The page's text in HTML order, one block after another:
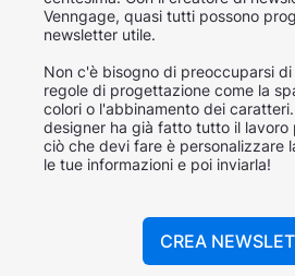
Venngage, quasi tutti possono
newsletter utile.
Non c'è bisogno di preoccuparsi
regole di progettazione come la
colori o l'abbinamento dei
designer ha già fatto tutto il lavoro
ciò che devi fare è personalizzare
le tue informazioni e poi inviarla!
CREA